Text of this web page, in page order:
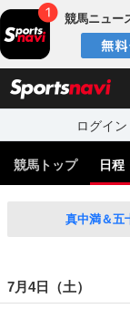
競馬ニュー
ログイン
競馬トップ 日程
真中満＆五
7月4日（土）